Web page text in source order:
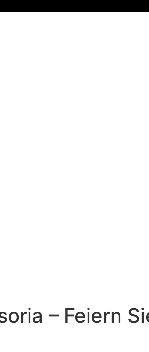
– Feiern